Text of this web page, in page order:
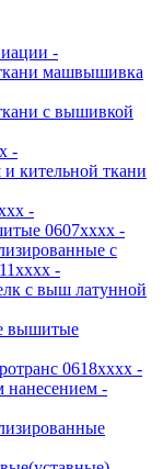
-
машвышивка
с вышивкой
-
кительной ткани
-
0607хххх -
с
-
с выш латунной
вышитые
0618хххх -
нанесением -